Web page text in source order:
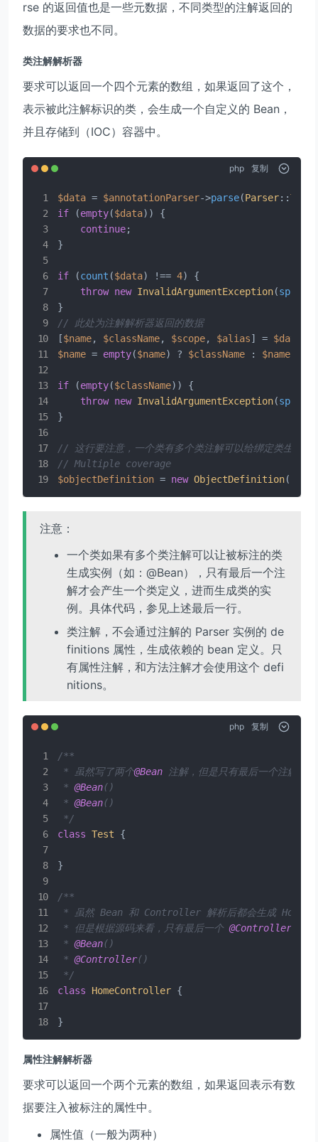
rse 的返回值也是一些元数据，不同类型的注解返回的
数据的要求也不同。
类注解解析器
要求可以返回一个四个元素的数组，如果返回了这个，
表示被此注解标识的类，会生成一个自定义的 Bean，
并且存储到（IOC）容器中。
php 复制
$data = $annotationParser->parse(Parser::
if (empty($data)) {
continue;
}
if (count ($data) !== 4) {
throw new InvalidArgumentException(sprintf
// 此处为注解解析器返回的数据
[$name, $className, $scope, $alias] = $data
$name = empty($name) ? $className : $name
if (empty($className)) {
throw new InvalidArgumentException(sprintf
}
// 这行要注意，一个类有多个类注解可以给绑定类生成
// Multiple coverage
$objectDefinition = new ObjectDefinition(
注意：
一个类如果有多个类注解可以让被标注的类
生成实例（如：@Bean），只有最后一个注
解才会产生一个类定义，进而生成类的实
例。具体代码，参见上述最后一行。
类注解，不会通过注解的 Parser 实例的 de
finitions 属性，生成依赖的 bean 定义。只
有属性注解，和方法注解才会使用这个 defi
nitions。
php 复制
/**
* 虽然写了两个@Bean 注解，但是只有最后一个注解会
* @Bean()
* @Bean()
*/
class Test {
}
/**
* 虽然 Bean 和 Controller 解析后都会生成
* 但是根据源码来看，只有最后一个 @Controller
* @Bean()
* @Controller()
*/
class
HomeController {
属性注解解析器
要求可以返回一个两个元素的数组，如果返回表示有数
据要注入被标注的属性中。
属性值（一般为两种）